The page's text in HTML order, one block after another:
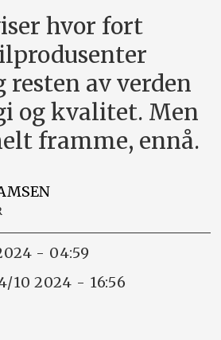
hvor fort
av verden
og kvalitet. Men
framme, ennå.
- 04:59
10 2024 - 16:56